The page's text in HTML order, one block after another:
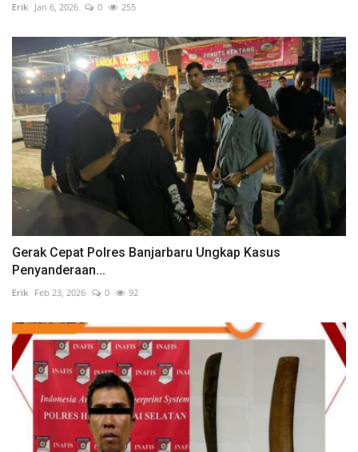
Erik Jan 6, 2026 0 255
Gerak Cepat Polres Banjarbaru Ungkap Kasus
Penyanderaan...
Erik Feb 23, 2026 0 92